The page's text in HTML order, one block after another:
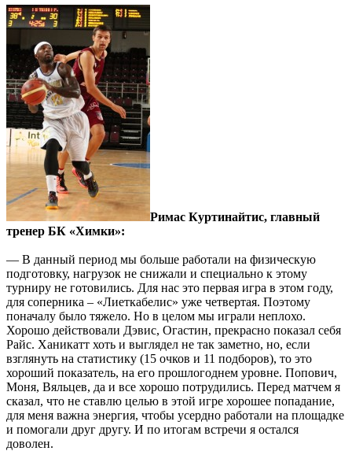
Римас Куртинайтис, главный
тренер БК «Химки»:
— В данный период мы больше работали на физическую
подготовку, нагрузок не снижали и специально к этому
турниру не готовились. Для нас это первая игра в этом году,
для соперника – «Лиеткабелис» уже четвертая. Поэтому
поначалу было тяжело. Но в целом мы играли неплохо.
Хорошо действовали Дэвис, Огастин, прекрасно показал себя
Райс. Ханикатт хоть и выглядел не так заметно, но, если
взглянуть на статистику (15 очков и 11 подборов), то это
хороший показатель, на его прошлогоднем уровне. Попович,
Моня, Вяльцев, да и все хорошо потрудились. Перед матчем я
сказал, что не ставлю целью в этой игре хорошее попадание,
для меня важна энергия, чтобы усердно работали на площадке
и помогали друг другу. И по итогам встречи я остался
доволен.